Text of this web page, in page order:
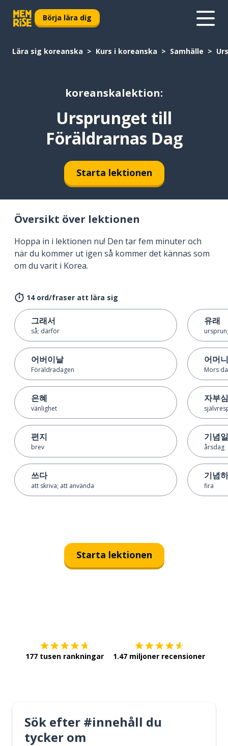
Börja lära dig
Lära sig koreanska Kurs i koreanska Samhälle
koreanskalektion:
Ursprunget till
Föräldrarnas Dag
Starta lektionen
Översikt över lektionen
Hoppa in i lektionen nu! Den tar fem minuter och
när du kommer ut igen så kommer det kännas som
om du varit i Korea.
14 ord/fraser att lära sig
그래서
så; därför
어버이날
Föräldradagen
은혜
vänlighet
편지
brev
쓰다
att skriva; att använda
유래
어머
Mors
자부심
기념일
årsdag
기념
fira
Starta lektionen
177 tusen rankningar 1.47 miljoner recensioner
Sök efter #innehåll du
tycker om